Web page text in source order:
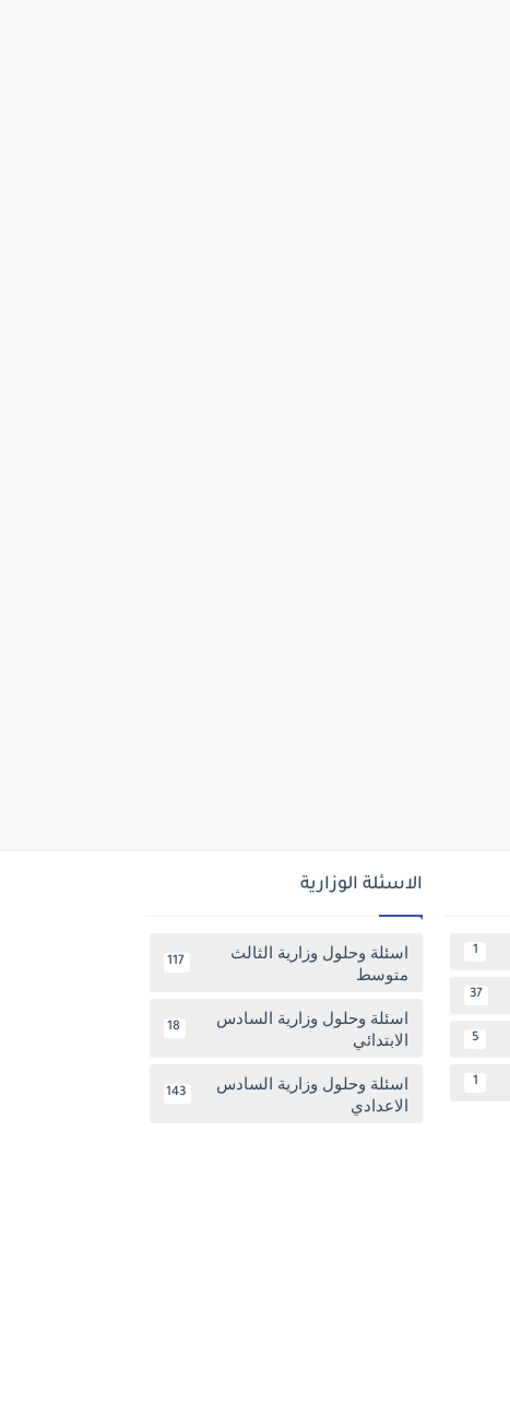
1
37
5
1
الاسئلة الوزارية
اسئلة وحلول وزارية الثالث
متوسط
117
اسئلة وحلول وزارية السادس
الابتدائي
18
اسئلة وحلول وزارية السادس
الاعدادي
143